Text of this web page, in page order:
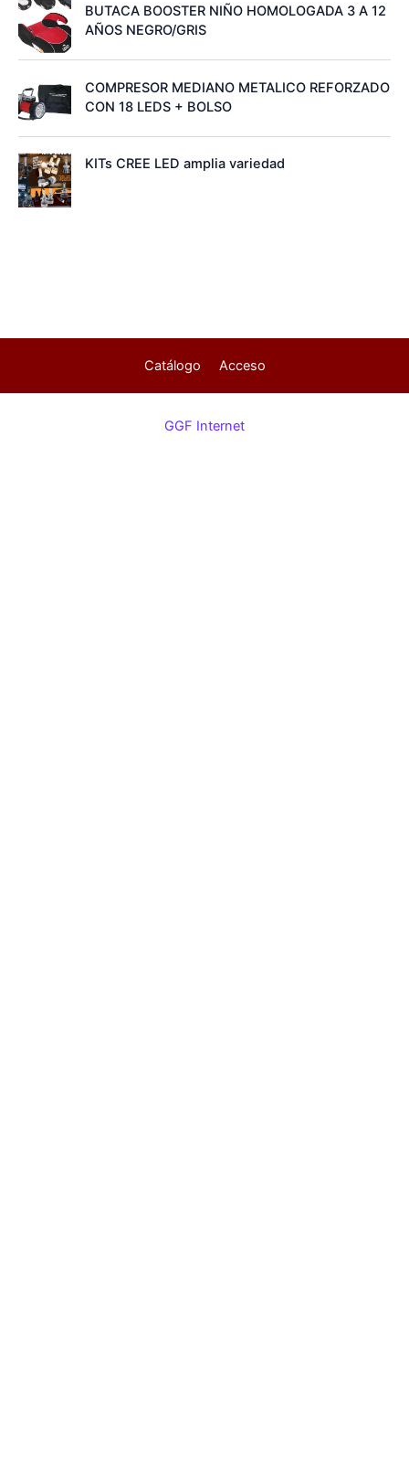
BUTACA BOOSTER NIÑO HOMOLOGADA 3 A 12
AÑOS NEGRO/GRIS
COMPRESOR MEDIANO METALICO REFORZADO
CON 18 LEDS + BOLSO
KITs CREE LED amplia variedad
Catálogo Acceso
GGF Internet